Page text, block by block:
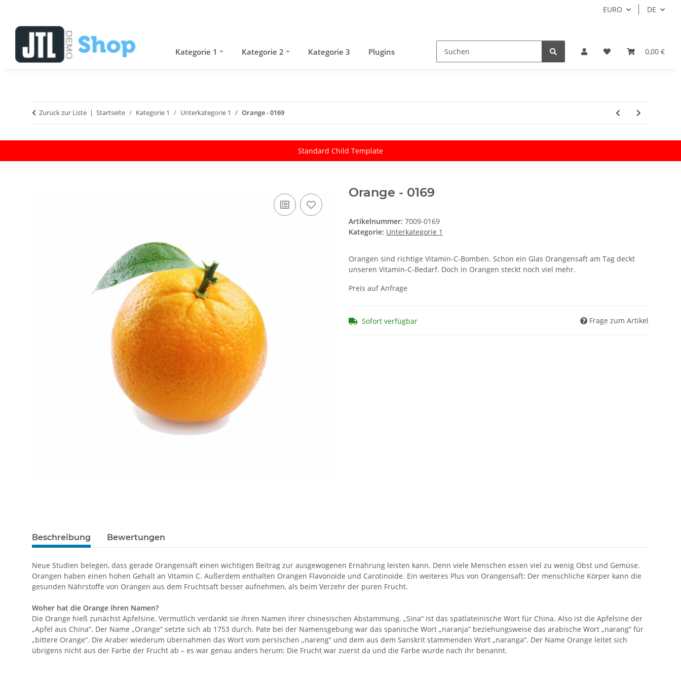
EURO DE
0,00 €
Kategorie 1 Kategorie 2 Kategorie 3 Plugins
Zurück zur Liste Startseite Kategorie 1 Unterkategorie 1 Orange - 0169
Standard Child Template
Orange - 0169
Artikelnummer: 7009-0169
Kategorie: Unterkategorie 1
Orangen sind richtige Vitamin-C-Bomben. Schon ein Glas Orangensaft am Tag deckt
unseren Vitamin-C-Bedarf. Doch in Orangen steckt noch viel mehr.
Preis auf Anfrage
Sofort verfügbar Frage zum Artikel
Beschreibung Bewertungen
Neue Studien belegen, dass gerade Orangensaft einen wichtigen Beitrag zur ausgewogenen Ernährung leisten kann. Denn viele Menschen essen viel zu wenig Obst und Gemüse.
Orangen haben einen hohen Gehalt an Vitamin C. Außerdem enthalten Orangen Flavonoide und Carotinoide. Ein weiteres Plus von Orangensaft: Der menschliche Körper kann die
gesunden Nährstoffe von Orangen aus dem Fruchtsaft besser aufnehmen, als beim Verzehr der puren Frucht.
Woher hat die Orange ihren Namen?
Die Orange hieß zunächst Apfelsine. Vermutlich verdankt sie ihren Namen ihrer chinesischen Abstammung. „Sina“ ist das spätlateinische Wort für China. Also ist die Apfelsine der
„Apfel aus China“. Der Name „Orange“ setzte sich ab 1753 durch. Pate bei der Namensgebung war das spanische Wort „naranja“ beziehungsweise das arabische Wort „narang“ für
„bittere Orange“. Die Araber wiederum übernahmen das Wort vom persischen „nareng“ und dem aus dem Sanskrit stammenden Wort „naranga“. Der Name Orange leitet sich
übrigens nicht aus der Farbe der Frucht ab – es war genau anders herum: Die Frucht war zuerst da und die Farbe wurde nach ihr benannt.